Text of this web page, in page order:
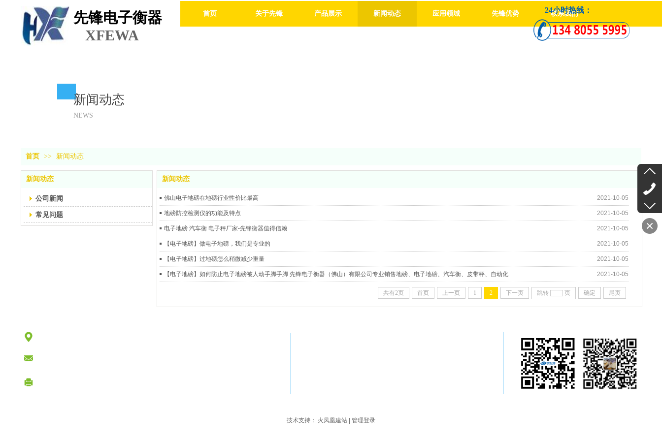
24小时热线：
先锋电子衡器
XFEWA
首页 关于先锋 产品展示 新闻动态 应用领域 先锋优势 联系我们
新闻动态
NEWS
首页 >> 新闻动态
新闻动态
公司新闻
常见问题
新闻动态
佛山电子地磅在地磅行业性价比最高 2021-10-05
地磅防控检测仪的功能及特点 2021-10-05
电子地磅 汽车衡 电子秤厂家-先锋衡器值得信赖 2021-10-05
【电子地磅】做电子地磅，我们是专业的 2021-10-05
【电子地磅】过地磅怎么稍微减少重量 2021-10-05
【电子地磅】如何防止电子地磅被人动手脚手脚 先锋电子衡器（佛山）有限公司专业销售地磅、电子地磅、汽车衡、皮带秤、自动化 2021-10-05
共有2页 首页 上一页 1 2 下一页 跳转 页 确定 尾页
技术支持： 火凤凰建站 管理登录